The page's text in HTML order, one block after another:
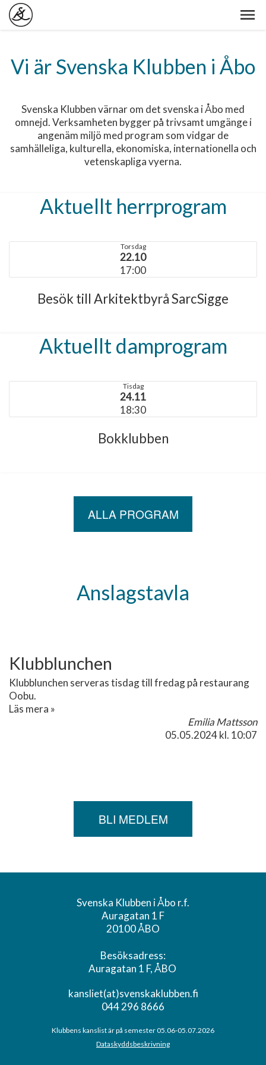
Vi är Svenska Klubben i Åbo
Svenska Klubben värnar om det svenska i Åbo med
omnejd. Verksamheten bygger på trivsamt umgänge i
angenäm miljö med program som vidgar de
samhälleliga, kulturella, ekonomiska, internationella och
vetenskapliga vyerna.
Aktuellt herrprogram
Torsdag
22.10
17:00
Besök till Arkitektbyrå SarcSigge
Aktuellt damprogram
Tisdag
24.11
18:30
Bokklubben
ALLA PROGRAM
Anslagstavla
Klubblunchen
Klubblunchen serveras tisdag till fredag på restaurang
Oobu.
Läs mera »
Emilia Mattsson
05.05.2024kl. 10:07
BLI MEDLEM
Svenska Klubben i Åbo r.f.
Auragatan 1 F
20100 ÅBO
Besöksadress:
Auragatan 1 F, ÅBO
kansliet(at)svenskaklubben.fi
044 296 8666
Klubbens kanslist är på semester 05.06-05.07.2026
Dataskyddsbeskrivning